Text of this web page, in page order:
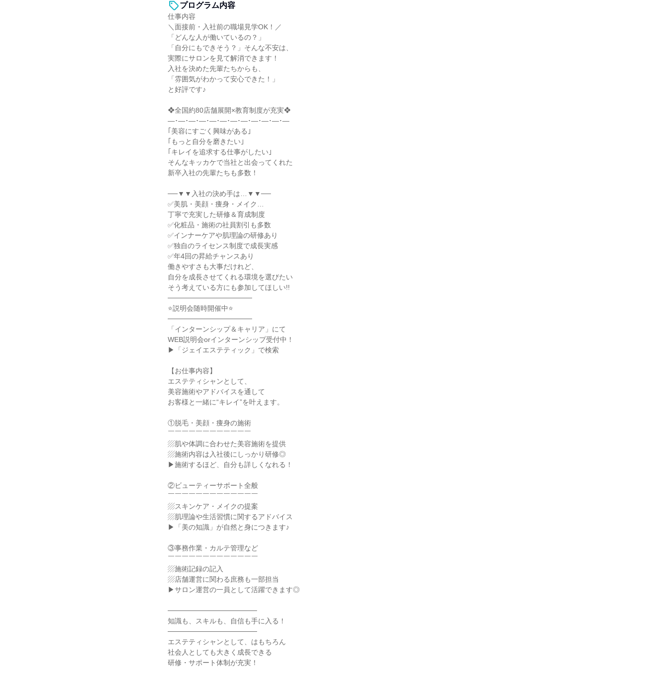
プログラム内容
仕事内容
＼面接前・入社前の職場見学OK！／
「どんな人が働いているの？」
「自分にもできそう？」そんな不安は、
実際にサロンを見て解消できます！
入社を決めた先輩たちからも、
「雰囲気がわかって安心できた！」
と好評です♪
❖全国約80店舗展開×教育制度が充実❖
―･―･―･―･―･―･―･―･―･―･―･―
｢美容にすごく興味がある｣
｢もっと自分を磨きたい｣
｢キレイを追求する仕事がしたい｣
そんなキッカケで当社と出会ってくれた
新卒入社の先輩たちも多数！
──▼▼入社の決め手は…▼▼──
✅美肌・美顔・痩身・メイク…
丁寧で充実した研修＆育成制度
✅化粧品・施術の社員割引も多数
✅インナーケアや肌理論の研修あり
✅独自のライセンス制度で成長実感
✅年4回の昇給チャンスあり
働きやすさも大事だけれど、
自分を成長させてくれる環境を選びたい
そう考えている方にも参加してほしい!!
─────────────────
⭐説明会随時開催中⭐
─────────────────
「インターンシップ＆キャリア」にて
WEB説明会orインターンシップ受付中！
▶「ジェイエステティック」で検索
【お仕事内容】
エステティシャンとして、
美容施術やアドバイスを通して
お客様と一緒に“キレイ”を叶えます。
①脱毛・美顔・痩身の施術
￣￣￣￣￣￣￣￣￣￣￣￣
▨肌や体調に合わせた美容施術を提供
▨施術内容は入社後にしっかり研修◎
▶施術するほど、自分も詳しくなれる！
②ビューティーサポート全般
￣￣￣￣￣￣￣￣￣￣￣￣￣
▨スキンケア・メイクの提案
▨肌理論や生活習慣に関するアドバイス
▶「美の知識」が自然と身につきます♪
③事務作業・カルテ管理など
￣￣￣￣￣￣￣￣￣￣￣￣￣
▨施術記録の記入
▨店舗運営に関わる庶務も一部担当
▶サロン運営の一員として活躍できます◎
──────────────────
知識も、スキルも、自信も手に入る！
──────────────────
エステティシャンとして、はもちろん
社会人としても大きく成長できる
研修・サポート体制が充実！